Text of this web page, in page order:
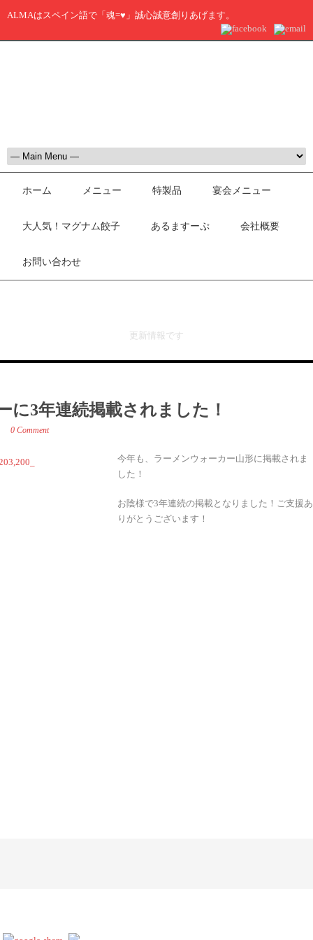
ALMAはスペイン語で「魂=♥」誠心誠意創りあげます。
ホーム メニュー 特製品 宴会メニュー
大人気！マグナム餃子 あるますーぷ 会社概要
お問い合わせ
更新情報です
に3年連続掲載されました！
0 Comment
今年も、ラーメンウォーカー山形に掲載されま
した！
お陰様で3年連続の掲載となりました！ご支援あ
りがとうございます！